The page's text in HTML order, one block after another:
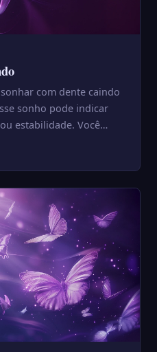
com dente caindo
sonho pode indicar
estabilidade. Você